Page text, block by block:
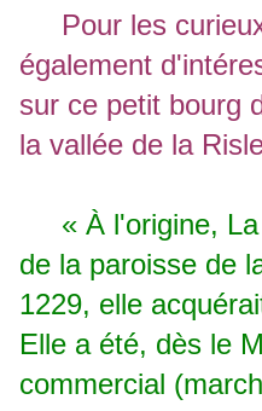
Pour les
également
sur ce petit bourg
la vallée de la
« À l'origine,
de la paroisse de
1229, elle
Elle a été, dès le
commercial